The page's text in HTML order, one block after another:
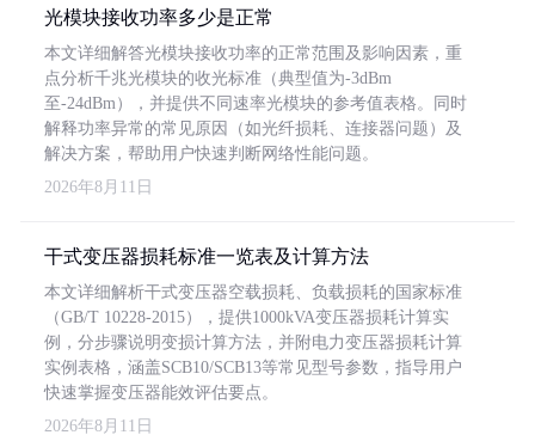
光模块接收功率多少是正常
本文详细解答光模块接收功率的正常范围及影响因素，重
点分析千兆光模块的收光标准（典型值为-3dBm
至-24dBm），并提供不同速率光模块的参考值表格。同时
解释功率异常的常见原因（如光纤损耗、连接器问题）及
解决方案，帮助用户快速判断网络性能问题。
2026年8月11日
干式变压器损耗标准一览表及计算方法
本文详细解析干式变压器空载损耗、负载损耗的国家标准
（GB/T 10228-2015），提供1000kVA变压器损耗计算实
例，分步骤说明变损计算方法，并附电力变压器损耗计算
实例表格，涵盖SCB10/SCB13等常见型号参数，指导用户
快速掌握变压器能效评估要点。
2026年8月11日